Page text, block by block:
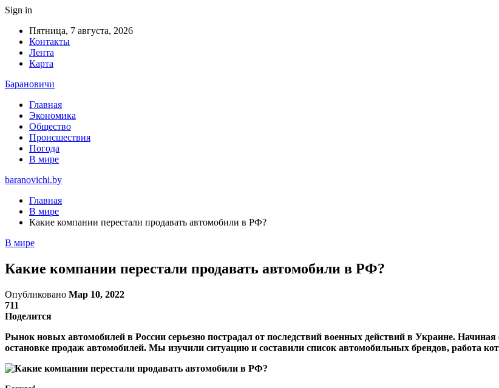
Sign in
Пятница, 7 августа, 2026
Контакты
Лента
Карта
Барановичи
Главная
Экономика
Общество
Происшествия
Погода
В мире
baranovichi.by
Главная
В мире
Какие компании перестали продавать автомобили в РФ?
В мире
Какие компании перестали продавать автомобили в РФ?
Опубликовано Мар 10, 2022
711
Поделится
Рынок новых автомобилей в России серьезно пострадал от последствий военных действий в Украине.
остановке продаж автомобилей. Мы изучили ситуацию и составили список автомобильных брендов, работа